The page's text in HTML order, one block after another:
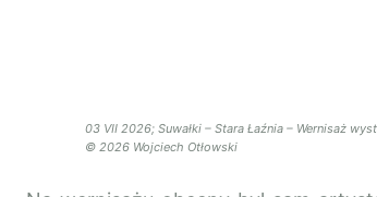
03 VII 2026; Suwałki – Stara Łaźnia – Wernisaż
© 2026 Wojciech Otłowski